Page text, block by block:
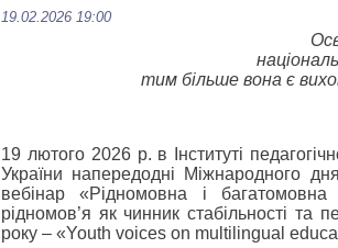
19.02.2026 19:00
тим більше вона є
19 лютого 2026 р. в Інституті
України напередодні Міжнародного
вебінар «Рідномовна і багатомовна
рідномов’я як чинник стабільності
року – «Youth voices on multilingual